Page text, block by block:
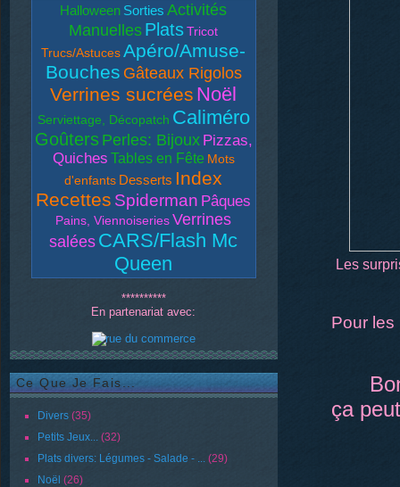
Halloween Sorties Activités
Manuelles Plats Tricot
Trucs/Astuces Apéro/Amuse-
Bouches Gâteaux Rigolos
Verrines sucrées Noël
Serviettage, Décopatch Caliméro
Goûters Perles: Bijoux Pizzas,
Quiches Tables en Fête Mots
d'enfants Desserts Index
Recettes Spiderman Pâques
Pains, Viennoiseries Verrines
salées CARS/Flash Mc
Queen
**********
En partenariat avec:
Ce Que Je Fais...
Divers (35)
Petits Jeux... (32)
Plats divers: Légumes - Salade - ... (29)
Noël (26)
Les
Pour
ça